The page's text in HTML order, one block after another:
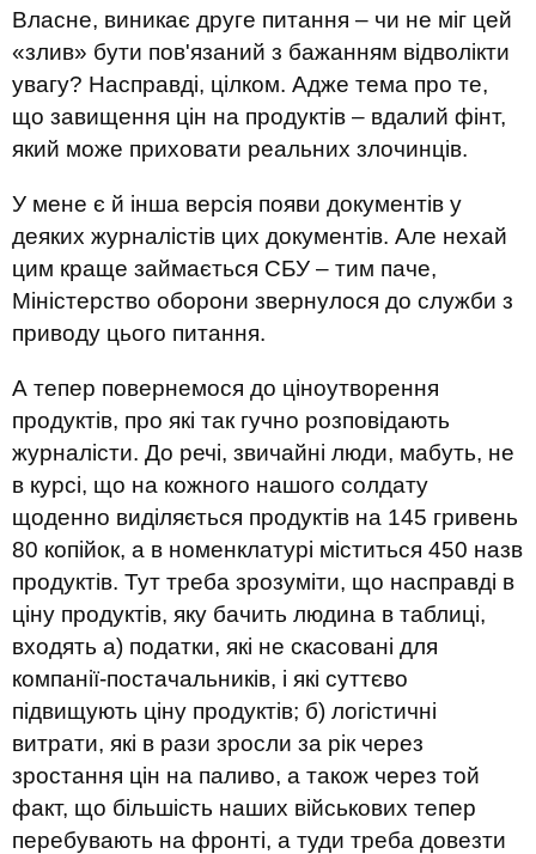
Власне, виникає друге питання – чи не міг цей
«злив» бути пов'язаний з бажанням відволікти
увагу? Насправді, цілком. Адже тема про те,
що завищення цін на продуктів – вдалий фінт,
який може приховати реальних злочинців.
У мене є й інша версія появи документів у
деяких журналістів цих документів. Але нехай
цим краще займається СБУ – тим паче,
Міністерство оборони звернулося до служби з
приводу цього питання.
А тепер повернемося до ціноутворення
продуктів, про які так гучно розповідають
журналісти. До речі, звичайні люди, мабуть, не
в курсі, що на кожного нашого солдату
щоденно виділяється продуктів на 145 гривень
80 копійок, а в номенклатурі міститься 450 назв
продуктів. Тут треба зрозуміти, що насправді в
ціну продуктів, яку бачить людина в таблиці,
входять а) податки, які не скасовані для
компанії-постачальників, і які суттєво
підвищують ціну продуктів; б) логістичні
витрати, які в рази зросли за рік через
зростання цін на паливо, а також через той
факт, що більшість наших військових тепер
перебувають на фронті, а туди треба довезти